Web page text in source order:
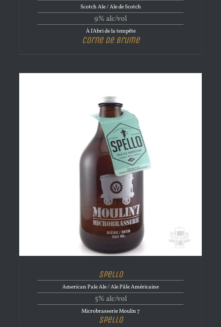
Scotch Ale / Ale de Scotch
9% alc/vol
À l'Abri de la tempête
Corne de brume
Spello
American Pale Ale / Ale Pâle Américaine
5% alc/vol
Microbrasserie Moulin 7
Spello